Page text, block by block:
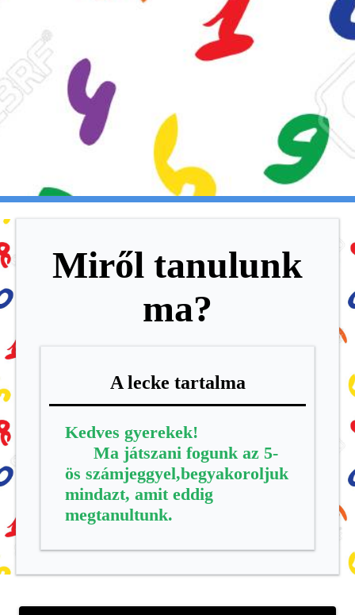
Miről tanulunk
ma?
A lecke tartalma
Kedves gyerekek!
Ma játszani fogunk az 5-
ös számjeggyel,begyakoroljuk
mindazt, amit eddig
megtanultunk.